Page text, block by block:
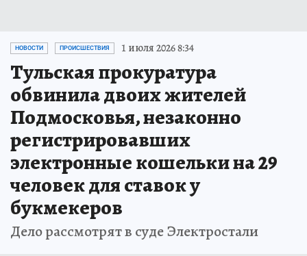
НОВОСТИ ПРОИСШЕСТВИЯ 1 июля 2026 8:34
Тульская прокуратура
обвинила двоих жителей
Подмосковья, незаконно
регистрировавших
электронные кошельки на 29
человек для ставок у
букмекеров
Дело рассмотрят в суде Электростали